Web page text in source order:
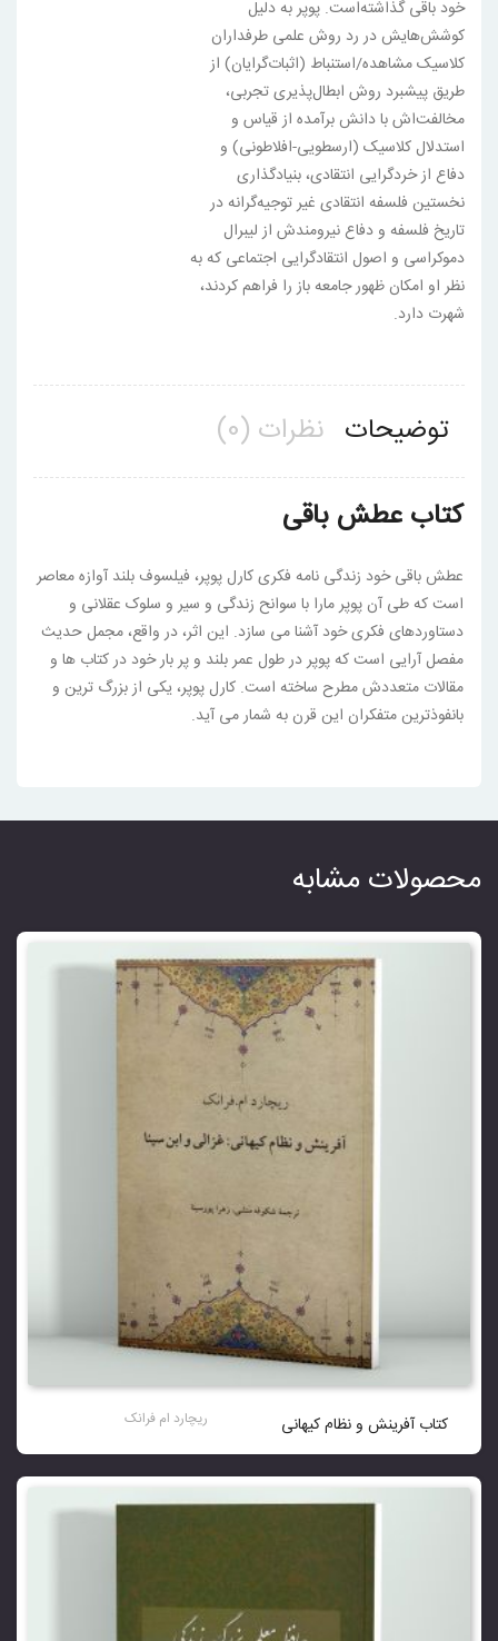
خود باقی گذاشته‌است. پوپر به دلیل
کوشش‌هایش در رد روش علمی طرفداران
کلاسیک مشاهده/استنباط (اثبات‌گرایان) از
طریق پیشبرد روش ابطال‌پذیری تجربی،
مخالفت‌اش با دانش برآمده از قیاس و
استدلال کلاسیک (ارسطویی-افلاطونی) و
دفاع از خردگرایی انتقادی، بنیادگذاری
نخستین فلسفه انتقادی غیر توجیه‌گرانه در
تاریخ فلسفه و دفاع نیرومندش از لیبرال
دموکراسی و اصول انتقادگرایی اجتماعی که به
نظر او امکان ظهور جامعه باز را فراهم کردند،
شهرت دارد.
توضیحات نظرات (0)
کتاب عطش باقی
عطش باقی خود زندگی نامه فکری کارل پوپر، فیلسوف بلند آوازه معاصر
است که طی آن پوپر مارا با سوانح زندگی و سیر و سلوک عقلانی و
دستاوردهای فکری خود آشنا می سازد. این اثر، در واقع، مجمل حدیث
مفصل آرایی است که پوپر در طول عمر بلند و پر بار خود در کتاب ها و
مقالات متعددش مطرح ساخته است. کارل پوپر، یکی از بزرگ ترین و
بانفوذترین متفکران این قرن به شمار می آید.
محصولات مشابه
کتاب آفرینش و نظام کیهانی ریچارد ام فرانک